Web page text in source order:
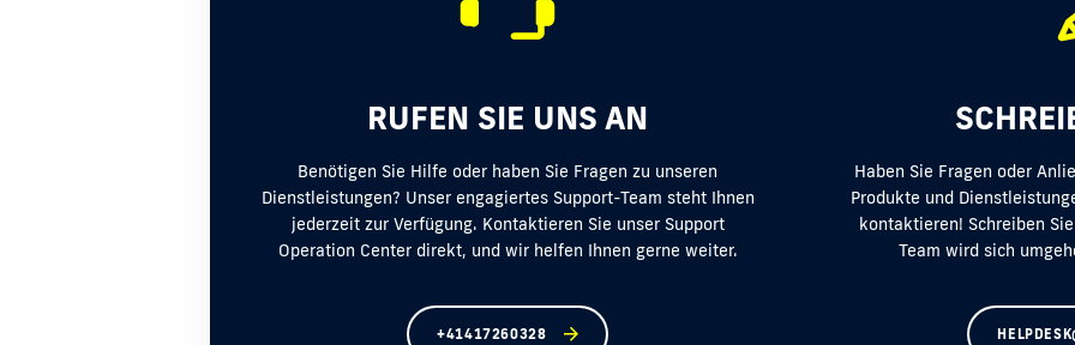
RUFEN SIE UNS AN
Benötigen Sie Hilfe oder haben Sie Fragen zu unseren
Dienstleistungen? Unser engagiertes Support-Team steht Ihnen
jederzeit zur Verfügung. Kontaktieren Sie unser Support
Operation Center direkt, und wir helfen Ihnen gerne weiter.
+41417260328
Haben Sie Fragen oder
Produkte und
kontaktieren! Schreiben
Team wird sich